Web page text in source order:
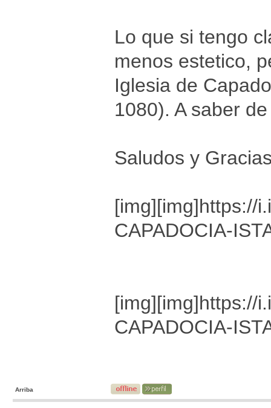
Lo que si tengo
menos estetico,
Iglesia de
1080). A saber
Saludos y
[img][img]https://
CAPADOCIA-
[img][img]https://
CAPADOCIA-
Arriba